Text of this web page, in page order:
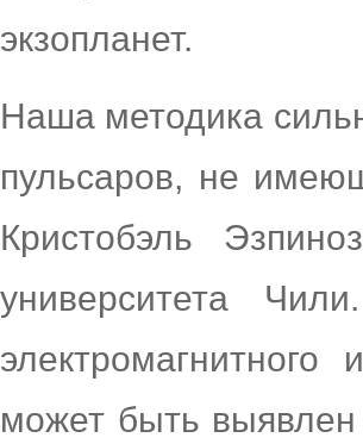
экзопланет.
Наша методика
пульсаров, не
Кристобэль
университета
может быть